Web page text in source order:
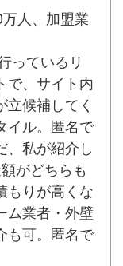
人、加盟業
っているリ
で、サイト内
候補してく
イル。匿名で
、私が紹介し
がどちらも
もりが高くな
ム業者・外壁
も可。匿名で